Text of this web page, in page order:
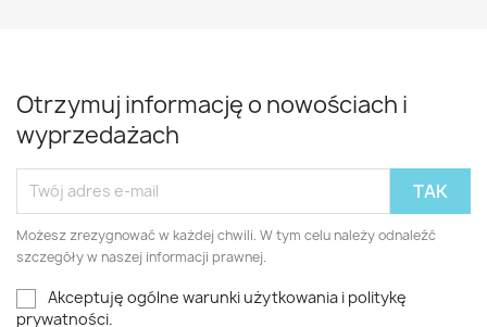
Otrzymuj informację o nowościach i
wyprzedażach
Możesz zrezygnować w każdej chwili. W tym celu należy odnaleźć
szczegóły w naszej informacji prawnej.
Akceptuję ogólne warunki użytkowania i politykę
prywatności.